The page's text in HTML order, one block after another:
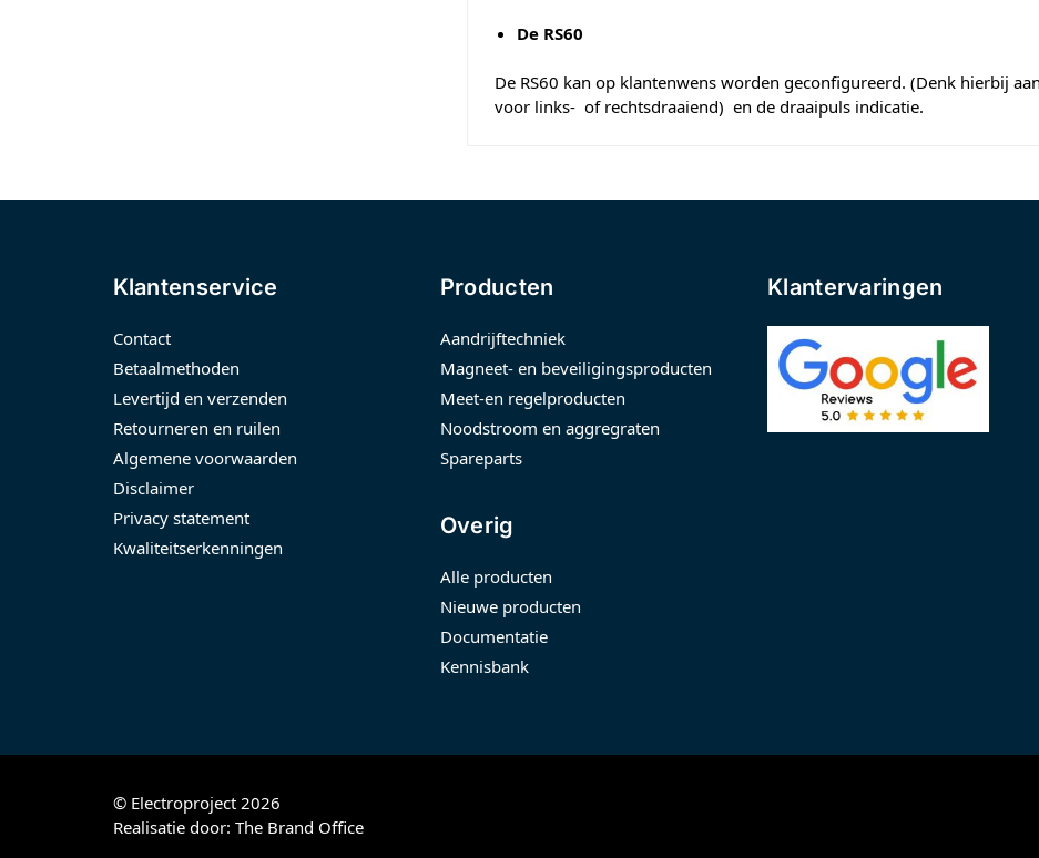
De RS60
De RS60 kan op klantenwens worden geconfigureerd. (Denk hierbij
voor links- of rechtsdraaiend) en de draaipuls indicatie.
Klantenservice
Contact
Betaalmethoden
Levertijd en verzenden
Retourneren en ruilen
Algemene voorwaarden
Disclaimer
Privacy statement
Kwaliteitserkenningen
Producten
Aandrijftechniek
Magneet- en beveiligingsproducten
Meet-en regelproducten
Noodstroom en aggregraten
Spareparts
Overig
Alle producten
Nieuwe producten
Documentatie
Kennisbank
Klantervaringen
© Electroproject 2026
Realisatie door: The Brand Office